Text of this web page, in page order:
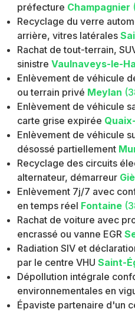
préfecture Champagnier
Recyclage du verre
arrière, vitres latérales
Rachat de tout-terrain,
sinistre Vaulnaveys-le-
Enlèvement de véhicule
ou terrain privé Meylan
Enlèvement de véhicule
carte grise expirée
Enlèvement de véhicule
désossé partiellement
Recyclage des circuits
alternateur, démarreur
Enlèvement 7j/7 avec
en temps réel Fontaine
Rachat de voiture avec
encrassé ou vanne EGR
Radiation SIV et
par le centre VHU Saint-
Dépollution intégrale
environnementales en
Épaviste partenaire d'un